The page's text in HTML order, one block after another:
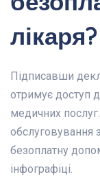
лікаря?
Підписавши
отримує доступ
медичних
обслуговування
безоплатну
інфографіці.